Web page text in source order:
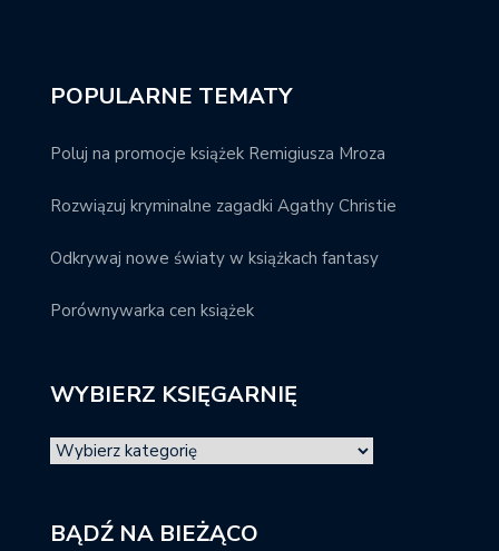
POPULARNE TEMATY
Poluj na promocje książek Remigiusza Mroza
Rozwiązuj kryminalne zagadki Agathy Christie
Odkrywaj nowe światy w książkach fantasy
Porównywarka cen książek
WYBIERZ KSIĘGARNIĘ
BĄDŹ NA BIEŻĄCO